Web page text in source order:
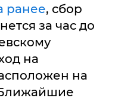
ранее, сбор
за час до
на
на